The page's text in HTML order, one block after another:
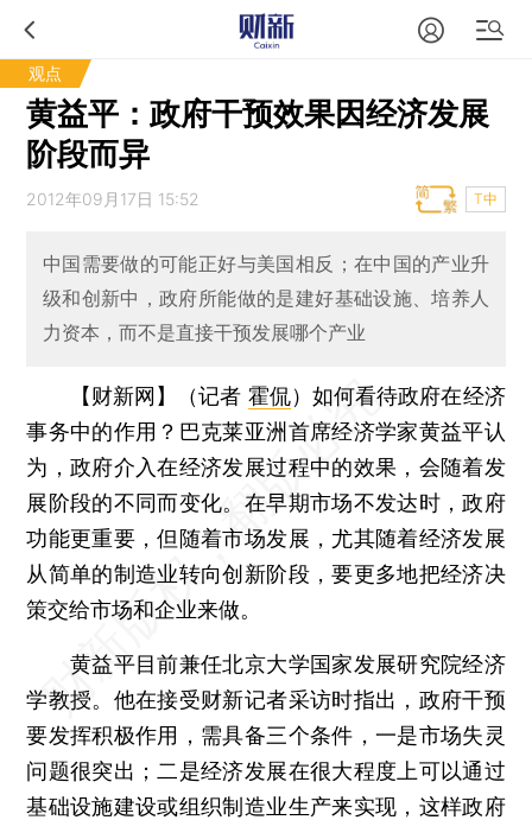
观点
黄益平：政府干预效果因经济发展
阶段而异
2012年09月17日 15:52 T中
中国需要做的可能正好与美国相反；在中国的产业升
级和创新中，政府所能做的是建好基础设施、培养人
力资本，而不是直接干预发展哪个产业
【财新网】（记者 霍侃） 如何看待政府在经济
事务中的作用？巴克莱亚洲首席经济学家黄益平认
为，政府介入在经济发展过程中的效果，会随着发
展阶段的不同而变化。在早期市场不发达时，政府
功能更重要，但随着市场发展，尤其随着经济发展
从简单的制造业转向创新阶段，要更多地把经济决
策交给市场和企业来做。
黄益平目前兼任北京大学国家发展研究院经济
学教授。他在接受财新记者采访时指出，政府干预
要发挥积极作用，需具备三个条件，一是市场失灵
问题很突出；二是经济发展在很大程度上可以通过
基础设施建设或组织制造业生产来实现，这样政府